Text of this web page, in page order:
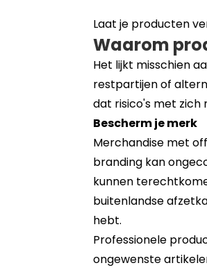
Laat je producten
Waarom
Het lijkt misschien
restpartijen of
dat risico's met zich
Bescherm je merk
Merchandise met
branding kan
kunnen
buitenlandse
hebt.
Professionele
ongewenste